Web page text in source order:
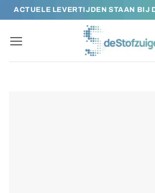
naar
inhoud
ACTUELE LEVERTIJDEN STAAN BIJ